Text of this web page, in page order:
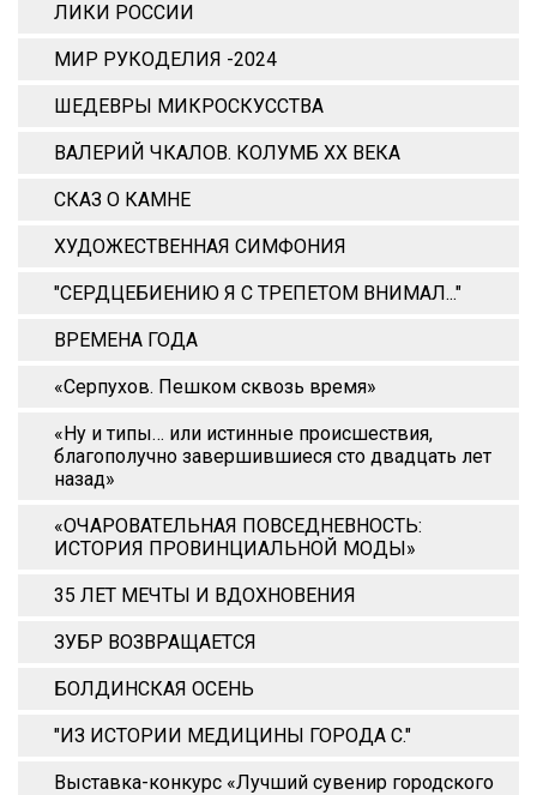
ЛИКИ РОССИИ
МИР РУКОДЕЛИЯ -2024
ШЕДЕВРЫ МИКРОСКУССТВА
ВАЛЕРИЙ ЧКАЛОВ. КОЛУМБ ХХ ВЕКА
СКАЗ О КАМНЕ
ХУДОЖЕСТВЕННАЯ СИМФОНИЯ
"СЕРДЦЕБИЕНИЮ Я С ТРЕПЕТОМ ВНИМАЛ..."
ВРЕМЕНА ГОДА
«Серпухов. Пешком сквозь время»
«Ну и типы… или истинные происшествия,
благополучно завершившиеся сто двадцать лет
назад»
«ОЧАРОВАТЕЛЬНАЯ ПОВСЕДНЕВНОСТЬ:
ИСТОРИЯ ПРОВИНЦИАЛЬНОЙ МОДЫ»
35 ЛЕТ МЕЧТЫ И ВДОХНОВЕНИЯ
ЗУБР ВОЗВРАЩАЕТСЯ
БОЛДИНСКАЯ ОСЕНЬ
"ИЗ ИСТОРИИ МЕДИЦИНЫ ГОРОДА С."
Выставка-конкурс «Лучший сувенир городского